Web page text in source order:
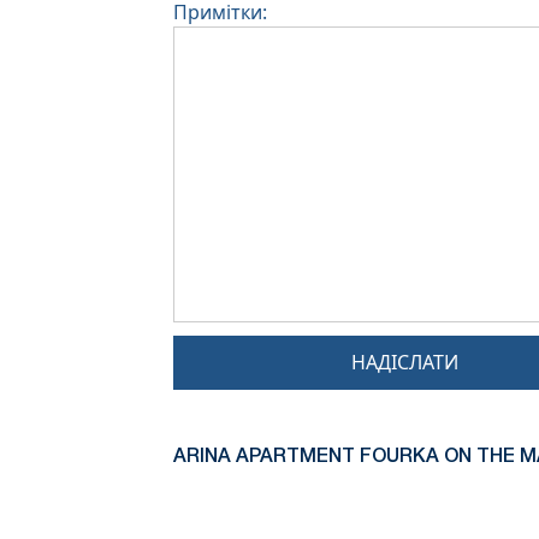
Примітки:
НАДІСЛАТИ
ARINA APARTMENT FOURKA ON THE